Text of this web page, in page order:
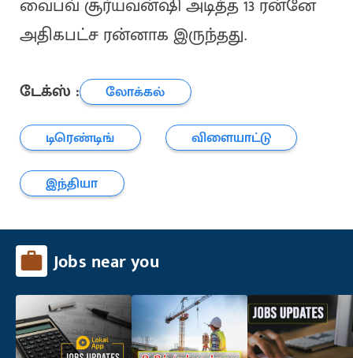
வைபவ் சூர்யவன்ஷி அடித்த 13 ரன்னே
அதிகபட்ச ரன்னாக இருந்தது.
டேக்ஸ் :
லோக்கல்
டிரெண்டிங்
விளையாட்டு
இந்தியா
Jobs near you